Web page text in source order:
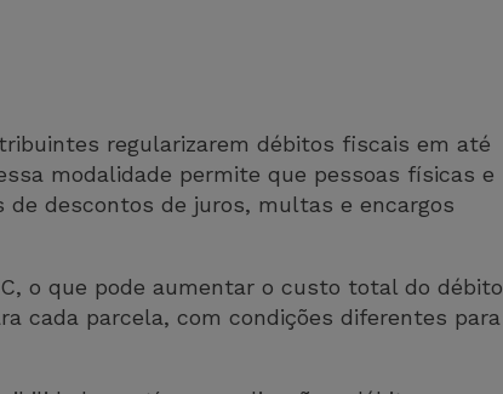
regularizarem débitos fiscais em até
modalidade permite que pessoas físicas e
descontos de juros, multas e encargos
o que pode aumentar o custo total do débito
cada parcela, com condições diferentes para